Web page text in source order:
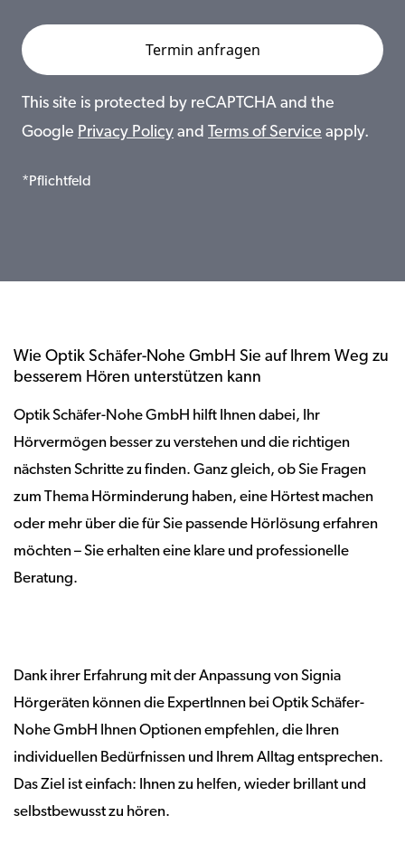
This site is protected by reCAPTCHA and the
Google Privacy Policy and Terms of Service apply.
*Pflichtfeld
Wie Optik Schäfer-Nohe GmbH Sie auf Ihrem Weg zu
besserem Hören unterstützen kann
Optik Schäfer-Nohe GmbH hilft Ihnen dabei, Ihr
Hörvermögen besser zu verstehen und die richtigen
nächsten Schritte zu finden. Ganz gleich, ob Sie Fragen
zum Thema Hörminderung haben, eine Hörtest machen
oder mehr über die für Sie passende Hörlösung erfahren
möchten – Sie erhalten eine klare und professionelle
Beratung.
Dank ihrer Erfahrung mit der Anpassung von Signia
Hörgeräten können die ExpertInnen bei Optik Schäfer-
Nohe GmbH Ihnen Optionen empfehlen, die Ihren
individuellen Bedürfnissen und Ihrem Alltag entsprechen.
Das Ziel ist einfach: Ihnen zu helfen, wieder brillant und
selbstbewusst zu hören.